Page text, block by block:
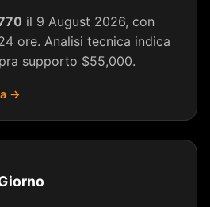
il 9 August 2026, con
ore. Analisi tecnica indica
supporto $55,000.
→